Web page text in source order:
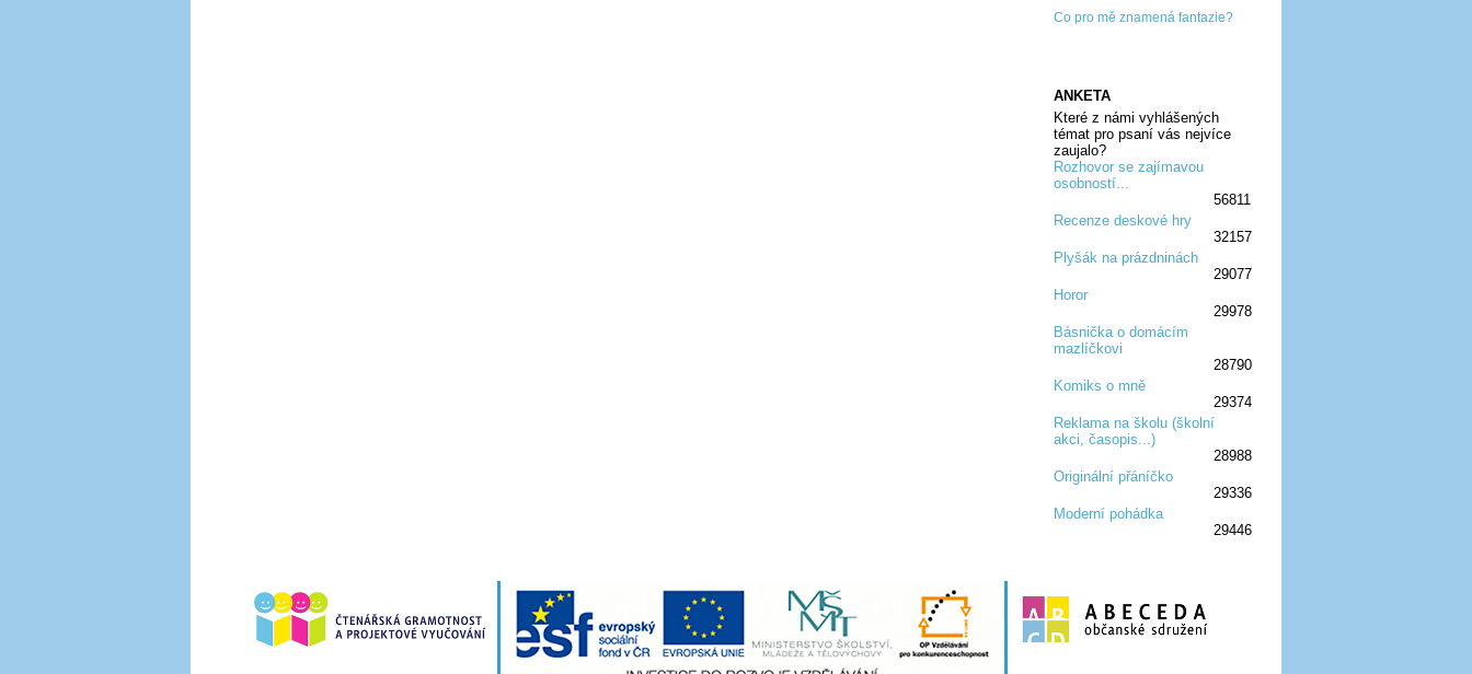
Co pro mě znamená fantazie?
ANKETA
Které z námi vyhlášených
témat pro psaní vás nejvíce
zaujalo?
Rozhovor se zajímavou
osobností...
56811
Recenze deskové hry
32157
Plyšák na prázdninách
29077
Horor
29978
Básnička o domácím
mazlíčkovi
28790
Komiks o mně
29374
:D
Reklama na školu (školní
akci, časopis...)
28988
Originální přáníčko
29336
Moderní pohádka
29446